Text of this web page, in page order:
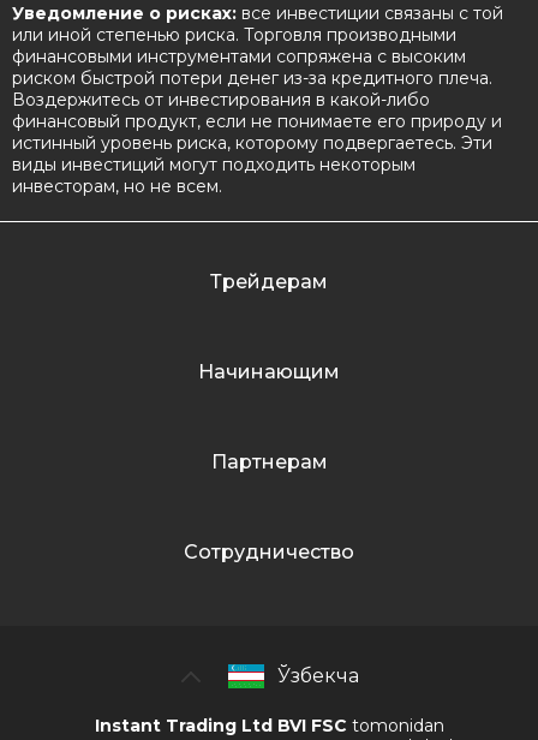
Уведомление о рисках: все инвестиции связаны с той
или иной степенью риска. Торговля производными
финансовыми инструментами сопряжена с высоким
риском быстрой потери денег из-за кредитного плеча.
Воздержитесь от инвестирования в какой-либо
финансовый продукт, если не понимаете его природу и
истинный уровень риска, которому подвергаетесь. Эти
виды инвестиций могут подходить некоторым
инвесторам, но не всем.
Трейдерам
Начинающим
Партнерам
Сотрудничество
Ўзбекча
Instant Trading Ltd BVI FSC tomonidan